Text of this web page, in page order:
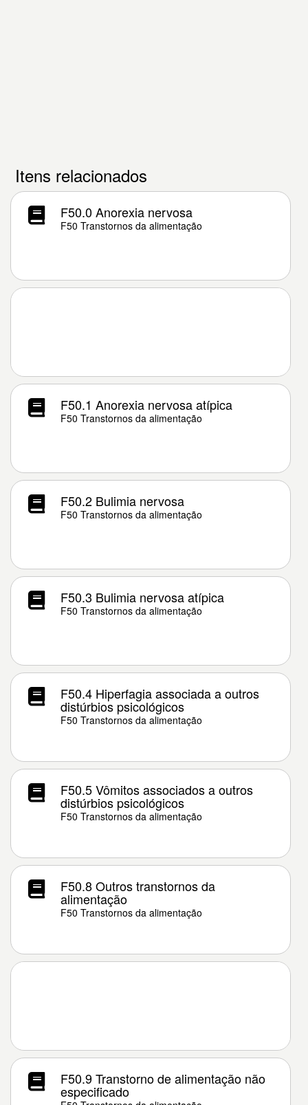
Itens relacionados
F50.0 Anorexia nervosa
F50 Transtornos da alimentação
F50.1 Anorexia nervosa atípica
F50 Transtornos da alimentação
F50.2 Bulimia nervosa
F50 Transtornos da alimentação
F50.3 Bulimia nervosa atípica
F50 Transtornos da alimentação
F50.4 Hiperfagia associada a outros
distúrbios psicológicos
F50 Transtornos da alimentação
F50.5 Vômitos associados a outros
distúrbios psicológicos
F50 Transtornos da alimentação
F50.8 Outros transtornos da
alimentação
F50 Transtornos da alimentação
F50.9 Transtorno de alimentação não
especificado